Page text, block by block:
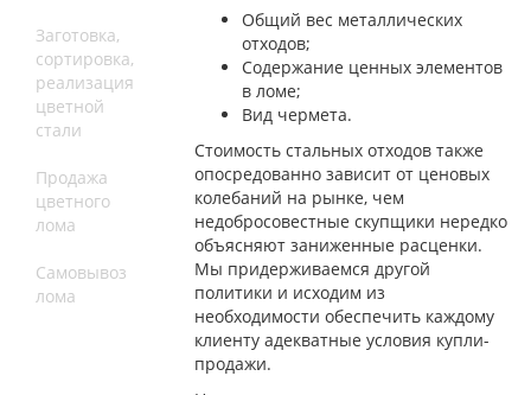
Заготовка,
сортировка,
реализация
цветной
стали
Продажа
цветного
лома
Самовывоз
лома
Общий вес металлических
отходов;
Содержание ценных элементов
в ломе;
Вид чермета.
Стоимость стальных отходов также
опосредованно зависит от ценовых
колебаний на рынке, чем
недобросовестные скупщики нередко
объясняют заниженные расценки.
Мы придерживаемся другой
политики и исходим из
необходимости обеспечить каждому
клиенту адекватные условия купли-
продажи.